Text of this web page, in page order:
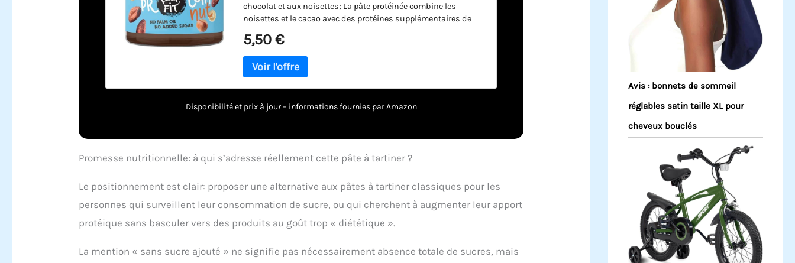
chocolat et aux noisettes; La pâte protéinée combine les
noisettes et le cacao avec des protéines supplémentaires de
tranches de pain, des toasts ou un cheesecake. La crème
classique de ce type contient 56% de sucre, ici seulement 3%
provenant d'autres ingrédients BONS INGRÉDIENTS: noisettes,
cacao, concentré de protéines de lactosérum, graisses saines :
crème est une source de protéines (19 % de protéines) qui aide à
PALME: Formulation respectueuse utilisant uniquement du
matières grasses pour une alternative plus saine SANS SUCRE
AJOUTÉ: avec l'édulcorant maltitol, vous obtenez 2 fois moins
de calories, une protection contre la carie dentaire et un index
glycémique plus bas SNACK POLYVALENT: sur crêpes, gaufres,
smoothie bowls, flocons d'avoine, desserts ou comme encas
5,50 €
Disponibilité et prix à jour – informations fournies par Amazon
Promesse nutritionnelle: à qui s’adresse réellement cette pâte à tartiner ?
Le positionnement est clair: proposer une alternative aux pâtes à tartiner classiques pour les
personnes qui surveillent leur consommation de sucre, ou qui cherchent à augmenter leur apport
protéique sans basculer vers des produits au goût trop « diététique ».
La mention « sans sucre ajouté » ne signifie pas nécessairement absence totale de sucres, mais
Avis : bonnets de sommeil
réglables satin taille XL pour
cheveux bouclés